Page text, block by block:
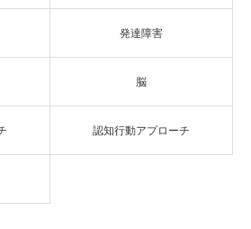
発達障害
脳
認知行動アプローチ